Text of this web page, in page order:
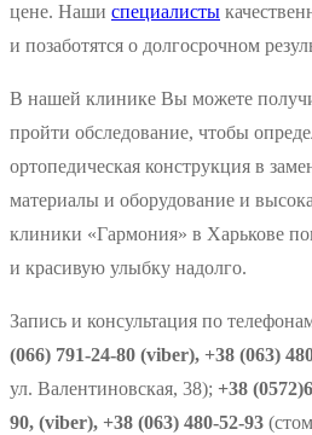
цене. Наши специалисты
и позаботятся о долгосрочном
В нашей клинике Вы можете
пройти обследование, чтобы
ортопедическая конструкция в
материалы и оборудование и
клиники «Гармония» в Харькове
и красивую улыбку надолго.
Запись и консультация по
(066) 791-24-80 (viber), +38 (063)
ул. Валентиновская, 38); +38
90, (viber), +38 (063) 480-52-93